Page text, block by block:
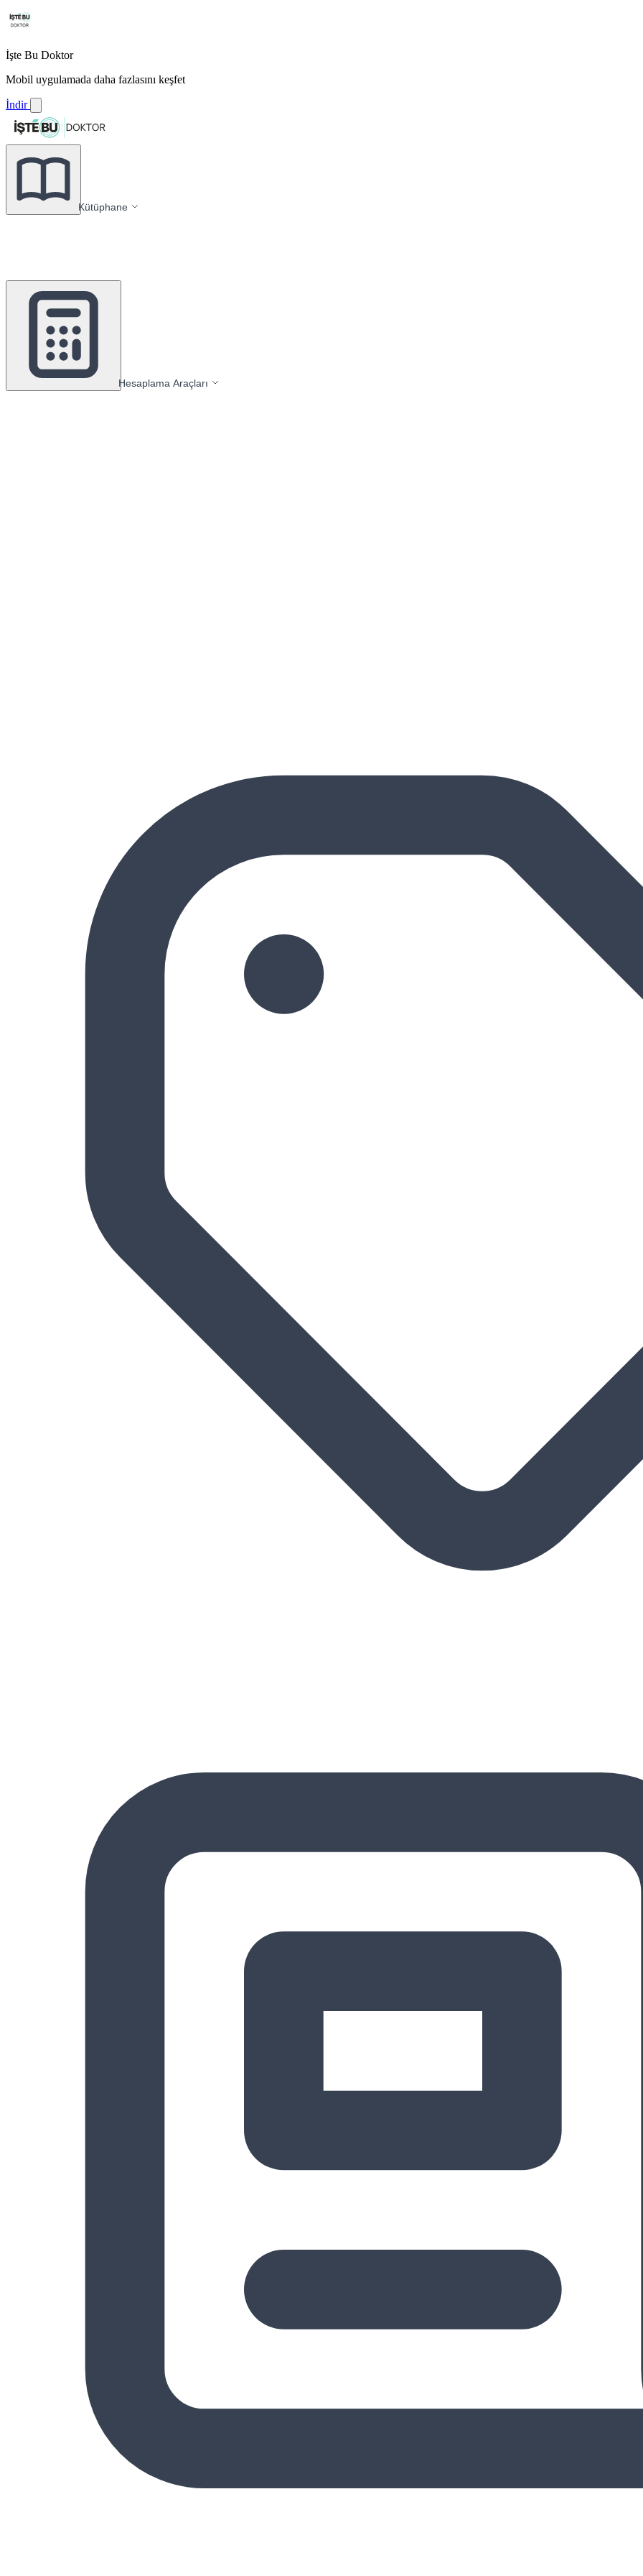
İşte Bu Doktor
Mobil uygulamada daha fazlasını keşfet
İndir
Kütüphane
Hesaplama Araçları